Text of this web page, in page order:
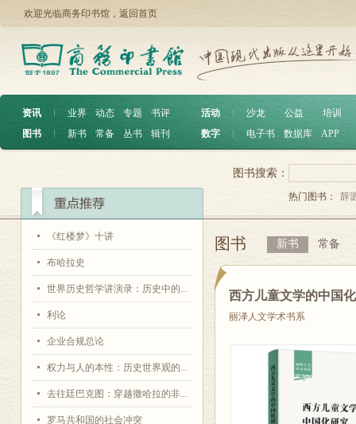
欢迎光临商务印书馆， 返回首页
资讯 ︱ 业界 动态 专题
书评
图书
︱ 新书 常备 丛书 辑刊
活动 沙龙 公益
培训
数字
电子书 数据库 APP
《红楼梦》十讲
布哈拉史
世界历史哲学讲演录：历史中的...
利论
企业合规总论
权力与人的本性：历史世界观的...
去往廷巴克图：穿越撒哈拉的非...
罗马共和国的社会冲突
图书搜索：
热门图书： 辞
图书 新书 常备
西方儿童文学的中国
丽泽人文学术书系